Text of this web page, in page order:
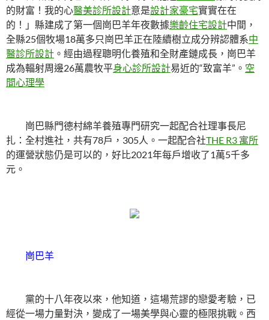
的財富！我的心醫美診所設計意是設計家豪宅實實在在
的！」縣建成了第一個崗巴羊年夜數據樂齡住宅設計中間，
全縣25個牧場18萬多只崗巴羊正在陸續樹立成分辨認體系中
醫診所設計 。經由過程聰明化養殖和全財產鏈成長，崗巴羊
成為輻射周邊26萬農牧平身心診所設計易近的“致富羊”。 空
間心理學
崗巴縣門德村綿羊養殖專門研究一起配合社理事長尼
扎：全村進社，共有78戶，305人。一起配合社THE R3 寓所
的運營狀態仍是可以的，好比2021年每戶增收了1萬5千多
元。
崗巴羊
黨的十八年夜以來，他知道，這場荒謬的戀愛考驗，已
經從一場力量對決，變成了一場美學與心靈的極限挑戰。西